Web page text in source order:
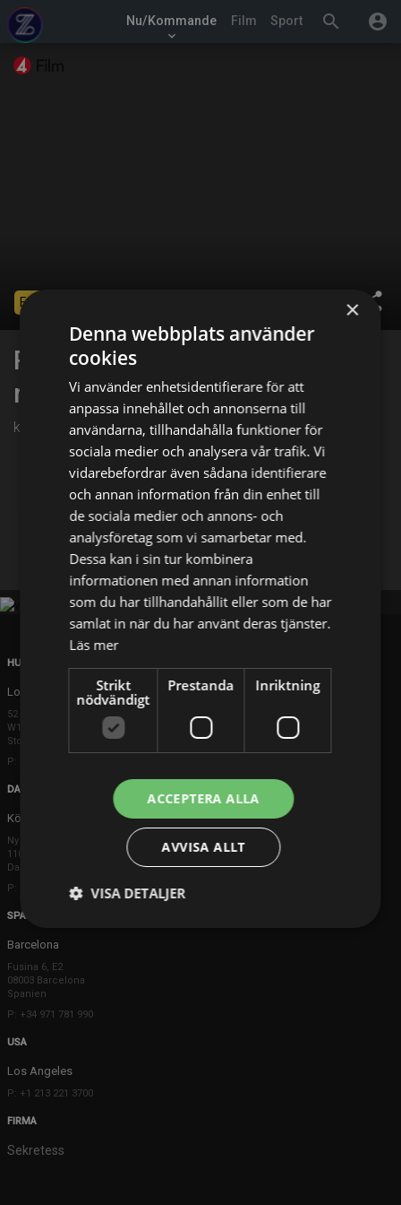
search account_circle
Nu/Kommande
keyboard_arrow_down
Film Sport
share
Ended
Rules of Engagement - krigets
regler
kl. 23:15 på TV4 Film
Facebook X E-postadress
HUVUDKONTOR
London
52 Brook Street
W1K 5DS London
Storbritannien
P: +44 203 608 8181
DANMARK
Köpenhamn
Ny Østergade 20
1101 København K
Danmark
P: +45 3698 8480
SPANIEN
Barcelona
Fusina 6, E2
08003 Barcelona
Spanien
P: +34 971 781 990
USA
Los Angeles
P: +1 213 221 3700
FIRMA
Sekretess
×
Denna webbplats använder
cookies
Vi använder enhetsidentifierare för att
anpassa innehållet och annonserna till
användarna, tillhandahålla funktioner för
sociala medier och analysera vår trafik. Vi
vidarebefordrar även sådana identifierare
och annan information från din enhet till
de sociala medier och annons- och
analysföretag som vi samarbetar med.
Dessa kan i sin tur kombinera
informationen med annan information
som du har tillhandahållit eller som de har
samlat in när du har använt deras tjänster.
Läs mer
Strikt
nödvändigt
Prestanda Inriktning
ACCEPTERA ALLA
AVVISA ALLT
VISA DETALJER